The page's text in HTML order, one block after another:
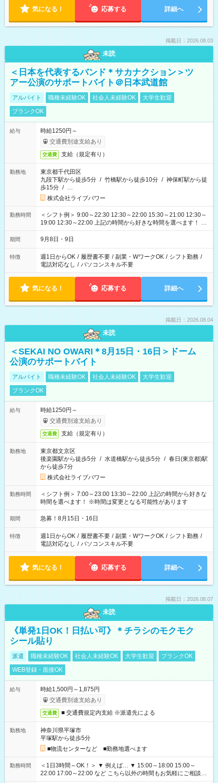
気になる！ 応募する 詳細へ
掲載日：2026.08.03
未読
＜日本を代表するバンド＊サカナクション＞ツ
アー公演のサポートバイト＠日本武道館
アルバイト 職種未経験OK 社会人未経験OK
大学生歓迎
ブランクOK
給与
時給1250円～
交通費別途支給あり
交通費 支給（規定有り）
勤務地
東京都千代田区
九段下駅から徒歩5分 / 竹橋駅から徒歩10分 / 神保町駅から徒
歩15分 / …
株式会社ライブパワー
勤務時間
＜シフト例＞ 9:00～22:30 12:30～22:00 15:30～21:00 12:30～
19:00 12:30～22:00 上記の時間から好きな時間を選べます！ ※
時間は変更となる可能性があります
期間 9月8日・9日
特徴 週1日からOK / 履歴書不要 / 副業・WワークOK / シフト勤務 /
電話対応なし / パソコンスキル不要
気になる！ 応募する 詳細へ
掲載日：2026.08.04
未読
＜SEKAI NO OWARI＊8月15日・16日＞ドーム
公演のサポートバイト
アルバイト 職種未経験OK 社会人未経験OK
大学生歓迎
ブランクOK
給与
時給1250円～
交通費別途支給あり
交通費 支給（規定有り）
勤務地
東京都文京区
後楽園駅から徒歩5分 / 水道橋駅から徒歩5分 / 春日(東京都)駅
から徒歩7分
株式会社ライブパワー
勤務時間
＜シフト例＞ 7:00～23:00 13:30～22:00 上記の時間から好きな
時間を選べます！ ※時間は変更となる可能性があります
期間 急募！8月15日・16日
特徴 週1日からOK / 履歴書不要 / 副業・WワークOK / シフト勤務 /
電話対応なし / パソコンスキル不要
気になる！ 応募する 詳細へ
掲載日：2026.08.07
未読
《単発1日OK！日払い可》＊チラシのモクモク
シール貼り
派遣 職種未経験OK 社会人未経験OK 大学生歓迎
ブランクOK
WEB登録・面接OK
給与
時給1,500円～1,875円
交通費別途支給あり
交通費 ■ 交通費規定内支給 ※派遣先による
勤務地
神奈川県平塚市
平塚駅から徒歩5分
■物流センターなど ■勤務地選べます
勤務時間
＜1日3時間～OK！＞ ▼ 例えば… ▼ 15:00～18:00 15:00～
22:00 17:00～22:00 など こちら以外の時間もお気軽にご相談く
ださい！